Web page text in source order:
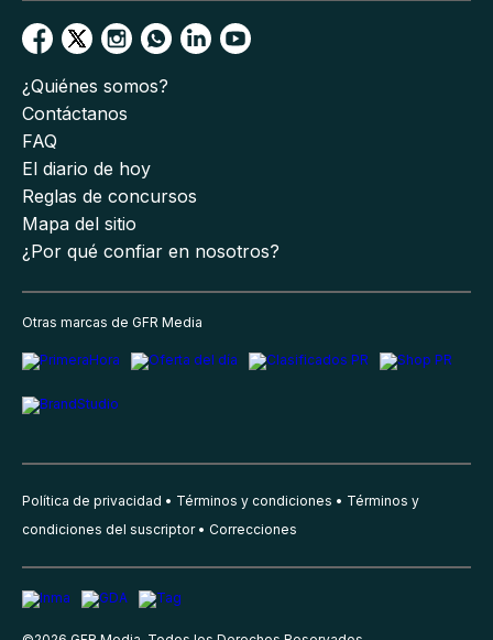
¿Quiénes somos?
Contáctanos
FAQ
El diario de hoy
Reglas de concursos
Mapa del sitio
¿Por qué confiar en nosotros?
Otras marcas de GFR Media
Política de privacidad Términos y condiciones
Términos y
condiciones del suscriptor
Correcciones